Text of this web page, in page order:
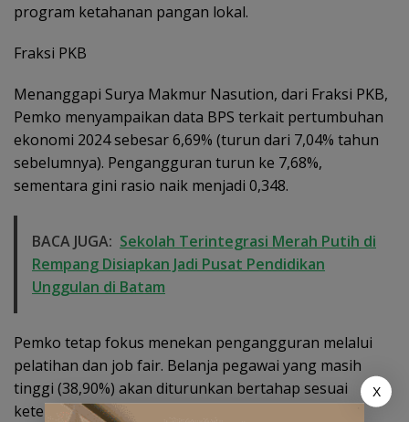
program ketahanan pangan lokal.
Fraksi PKB
Menanggapi Surya Makmur Nasution, dari Fraksi PKB,
Pemko menyampaikan data BPS terkait pertumbuhan
ekonomi 2024 sebesar 6,69% (turun dari 7,04% tahun
sebelumnya). Pengangguran turun ke 7,68%,
sementara gini rasio naik menjadi 0,348.
BACA JUGA: Sekolah Terintegrasi Merah Putih di
Rempang Disiapkan Jadi Pusat Pendidikan
Unggulan di Batam
Pemko tetap fokus menekan pengangguran melalui
pelatihan dan job fair. Belanja pegawai yang masih
tinggi (38,90%) akan diturunkan bertahap sesuai
ketentuan maksimal 30%. Pemko juga mendukung
X